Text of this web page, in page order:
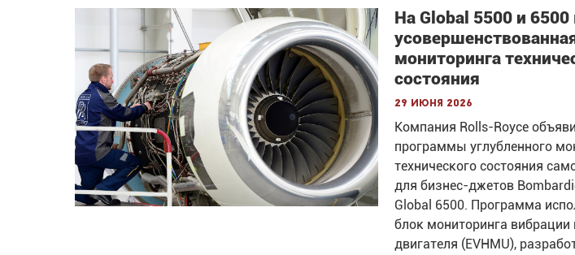
На Global 5500 и 6500
мониторинга
состояния
29 июня 2026
Компания Rolls-Royce
программы углубленного
технического состояния
для бизнес-джетов
Global 6500. Программа
блок мониторинга вибрации
двигателя (EVHMU),